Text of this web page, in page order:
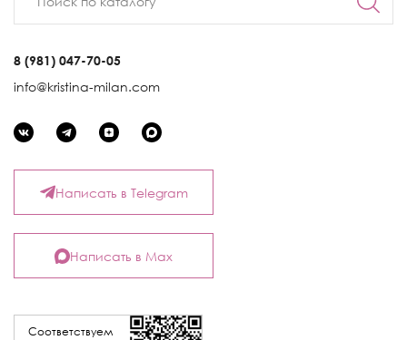
8 (981) 047-70-05
info@kristina-milan.com
Соответствуем
Написать в Telegram
Написать в Max